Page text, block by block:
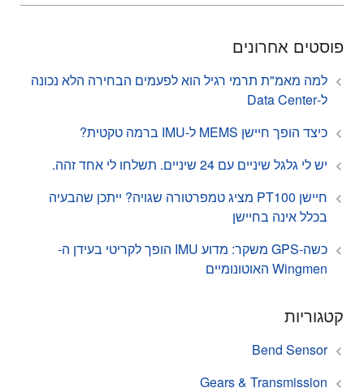
פוסטים אחרונים
למה מאמ"ת תרמי רגיל הוא לפעמים הבחירה הלא נכונה
ל-Data Center
כיצד הופך חיישן MEMS ל-IMU ברמה טקטית?
יש לי גלגל שיניים עם 24 שיניים. תשלחו לי אחד זהה.
חיישן PT100 מציג טמפרטורה שגויה? ייתכן שהבעיה
בכלל אינה בחיישן
כשה-GPS משקר: מדוע IMU הופך לקריטי בעידן ה-
Wingmen האוטונומיים
קטגוריות
Bend Sensor
Gears & Transmission